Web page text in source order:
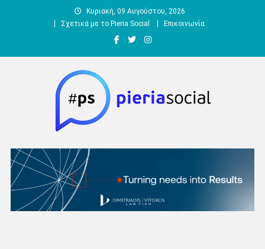
Κυριακή, 09 Αυγούστου, 2026
Σχετικά με το Pieria Social
Επικοινωνία
Pieria Social